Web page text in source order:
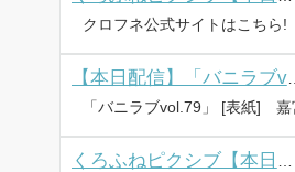
クロフネ公式サイトはこちら!
【本日配信】「バニラブvol.79」